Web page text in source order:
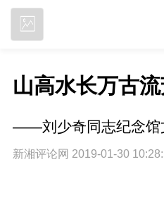
山高水长万古
——刘少奇同志纪念馆
新湘评论网 2019-01-30